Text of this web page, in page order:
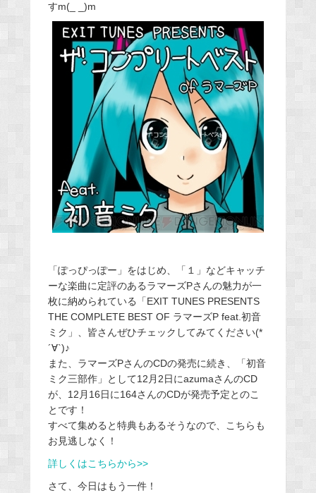
k
すm(_ _)m
「ぽっぴっぽー」をはじめ、「１」などキャッチ
ーな楽曲に定評のあるラマーズPさんの魅力が一
枚に納められている「EXIT TUNES PRESENTS
THE COMPLETE BEST OF ラマーズP feat.初音
ミク」、皆さんぜひチェックしてみてください(*
´∀`)♪
また、ラマーズPさんのCDの発売に続き、「初音
ミク三部作」として12月2日にazumaさんのCD
が、12月16日に164さんのCDが発売予定とのこ
とです！
すべて集めると特典もあるそうなので、こちらも
お見逃しなく！
詳しくはこちらから>>
さて、今日はもう一件！